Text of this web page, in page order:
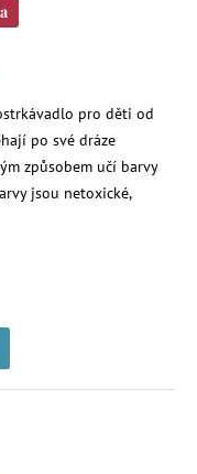
pro děti od
po své dráze
způsobem učí barvy
jsou netoxické,